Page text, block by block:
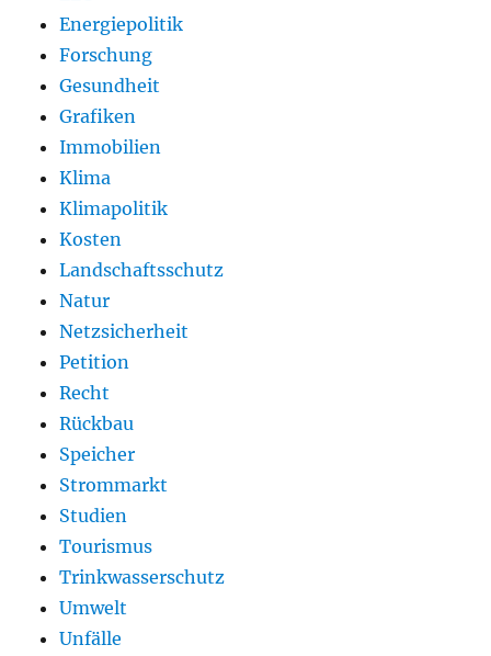
Energiepolitik
Forschung
Gesundheit
Grafiken
Immobilien
Klima
Klimapolitik
Kosten
Landschaftsschutz
Natur
Netzsicherheit
Petition
Recht
Rückbau
Speicher
Strommarkt
Studien
Tourismus
Trinkwasserschutz
Umwelt
Unfälle